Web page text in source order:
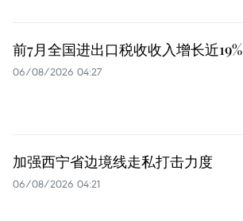
前7月全国进出口税收收入增长近19%
06/08/2026 04:27
加强西宁省边境线走私打击力度
06/08/2026 04:21